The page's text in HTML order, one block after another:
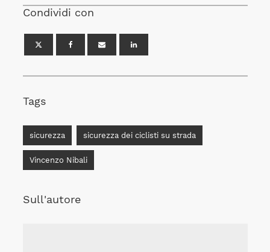
Condividi con
Tags
sicurezza sicurezza dei ciclisti su strada
Vincenzo Nibali
Sull'autore